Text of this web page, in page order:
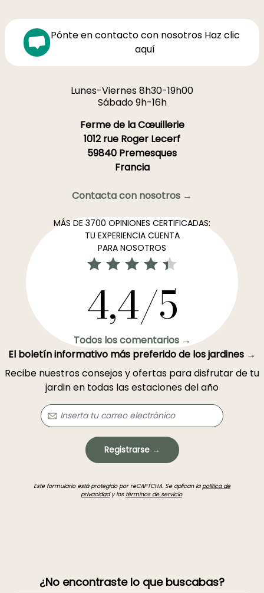
Pónte en contacto con nosotros Haz clic
aquí
Lunes-Viernes 8h30-19h00
Sábado 9h-16h
Ferme de la Cœuillerie
1012 rue Roger Lecerf
59840 Premesques
Francia
Contacta con nosotros →
MÁS DE 3700 OPINIONES CERTIFICADAS:
TU EXPERIENCIA CUENTA
PARA NOSOTROS
4,4/5
Todos los comentarios →
El boletín informativo más preferido de los jardines →
Recibe nuestros consejos y ofertas para disfrutar de tu
jardin en todas las estaciones del año
Registrarse →
Este formulario está protegido por reCAPTCHA. Se aplican lapolítica de
privacidady los términos de servicio.
¿No encontraste lo que buscabas?